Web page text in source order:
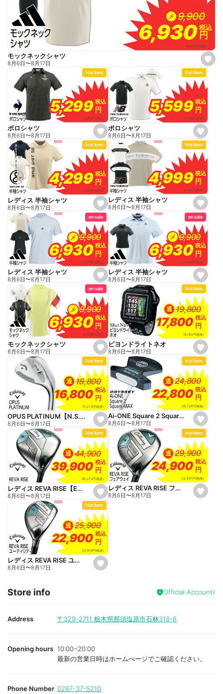
s
e
メ 9,900
9,900
6,930
6,930税込
税込
円
円
6,300円(税抜)
モックネックシャツ
8月6日〜8月17日
s
e
t
f
a
o
r
i
t
e
Hot Item
5,299
5,299税込
税込
円
円
4,818円(税抜)
ポロシャツ
8月6日〜8月17日
s
e
t
f
a
o
r
i
t
e
Hot Item
5,599
5,599 税込
税込
円
円
5,090円(税抜)
ポロシャツ
8月6日〜8月17日
s
e
t
f
a
v
o
r
i
t
e
Hot Item
4,299
4,299税込
税込
円
円
3,909円(税抜)
レディス 半袖シャツ
8月6日〜8月17日
s
e
t
f
a
v
o
r
i
t
e
Hot Item
4,999
4,999 税込
税込
円
円
4,545円(税抜)
レディス 半袖シャツ
8月6日〜8月17日
s
e
t
f
a
v
o
r
i
t
e
on sale
メ 9,900
9,900
6,930
6,930税込
税込
円
円
6,300円(税抜)
レディス 半袖シャツ
8月6日〜8月17日
s
e
t
f
a
v
o
r
i
t
e
on sale
メ 9,900
9,900
6,930
6,930 税込
税込
円
円
6,300円(税抜)
レディス 半袖シャツ
8月6日〜8月17日
s
e
t
f
a
v
o
r
i
t
e
on sale
メ 9,900
9,900
6,930
6,930税込
税込
円
円
6,300円(税抜)
モックネックシャツ
8月6日〜8月17日
s
e
t
f
a
v
o
r
i
t
e
Hot Item
通 19,800
19,800
17,800
17,800 税込
税込
円
円
16,182円(税抜)
ビヨンドライトネオ
8月6日〜8月17日
s
e
t
f
a
v
o
r
i
t
e
Hot Item
通 18,800
18,800
16,800
16,800 税込
税込
円
円
15,273円(税抜)
OPUS PLATINUM【N.S.PRO 950NEO】
8月6日〜8月17日
s
e
t
f
a
v
o
r
i
t
e
Hot Item
通 24,800
24,800
22,800
22,800 税込
税込
円
円
20,728円(税抜)
Ai-ONE Square 2 Square MAX
8月6日〜8月17日
s
e
t
f
a
v
o
r
i
t
e
Hot Item
通 44,900
44,900
39,900
39,900 税込
税込
円
円
36,273円(税抜)
レディス REVA RISE【ELDIO 40 for Callaway】
8月6日〜8月17日
s
e
Hot Item
通 29,900
29,900
24,900
24,900 税込
税込
円
円
22,637円(税抜)
レディス REVA RISE フェアウェイ【ELDIO 40 for Callaway】
8月6日〜8月17日
s
e
i
t
Hot Item
通 25,900
25,900
22,900
22,900 税込
税込
円
円
20,819円(税抜)
レディス REVA RISE ユーティリティ【ELDIO 40 for Callaway】
8月6日〜8月17日
Store info Official Account
Address 〒329-2711 栃木県那須塩原市石林318-8
Opening hours 10:00~20:00
最新の営業日時はホームぺージでご確認ください。
Phone Number 0287-37-5210